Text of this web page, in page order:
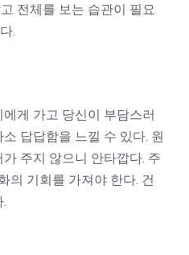
전체를 보는 습관이 필요
.
게 가고 당신이 부담스러
답답함을 느낄 수 있다. 원
주지 않으니 안타깝다. 주
의 기회를 가져야 한다. 건